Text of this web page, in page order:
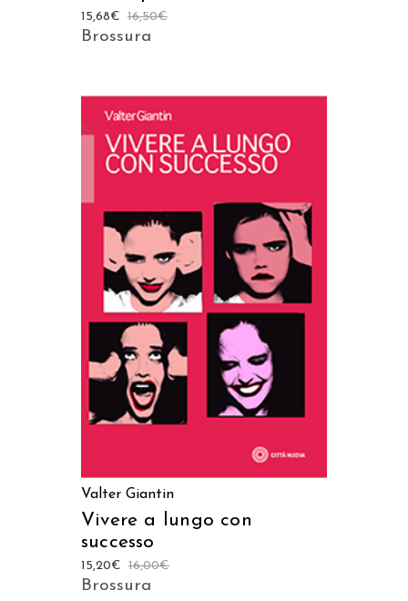
16,50€
15,68€
Brossura
AGGIUNGI AL CARRELLO
Valter Giantin
Vivere a lungo con
successo
16,00€
15,20€
Brossura